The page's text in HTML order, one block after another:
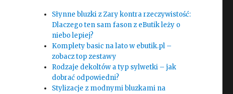
Słynne bluzki z Zary kontra rzeczywistość:
Dlaczego ten sam fason z eButik leży o
niebo lepiej?
Komplety basic na lato w ebutik.pl –
zobacz top zestawy
Rodzaje dekoltów a typ sylwetki – jak
dobrać odpowiedni?
Stylizacje z modnymi bluzkami na